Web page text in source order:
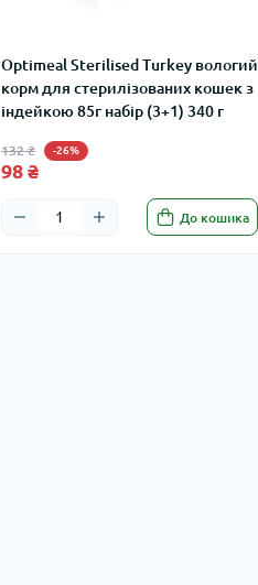
Optimeal Sterilised Turkey вологий
корм для стерилізованих кошек з
індейкою 85г набір (3+1) 340 г
132 ₴ -26%
98 ₴
До кошика